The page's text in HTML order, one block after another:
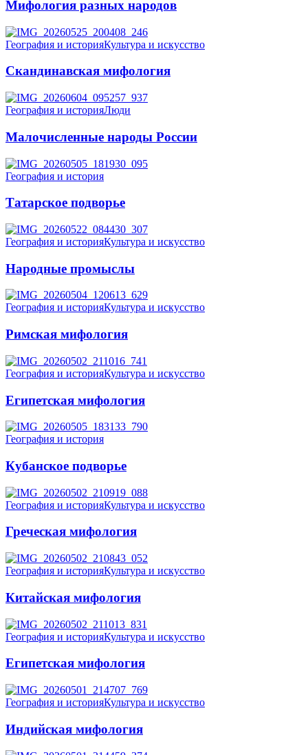
Мифология разных народов
География и историяКультура и искусство
Скандинавская мифология
География и историяЛюди
Малочисленные народы России
География и история
Татарское подворье
География и историяКультура и искусство
Народные промыслы
География и историяКультура и искусство
Римская мифология
География и историяКультура и искусство
Египетская мифология
География и история
Кубанское подворье
География и историяКультура и искусство
Греческая мифология
География и историяКультура и искусство
Китайская мифология
География и историяКультура и искусство
Египетская мифология
География и историяКультура и искусство
Индийская мифология